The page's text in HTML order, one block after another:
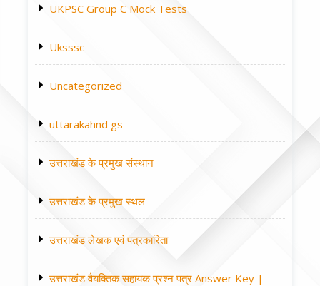
UKPSC Group C Mock Tests
Uksssc
Uncategorized
uttarakahnd gs
उत्तराखंड के प्रमुख संस्थान
उत्तराखंड के प्रमुख स्थल
उत्तराखंड लेखक एवं पत्रकारिता
उत्तराखंड वैयक्तिक सहायक प्रश्न पत्र Answer Key |